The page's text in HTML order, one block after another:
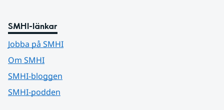
SMHI-länkar
Jobba på SMHI
Om SMHI
SMHI-bloggen
SMHI-podden